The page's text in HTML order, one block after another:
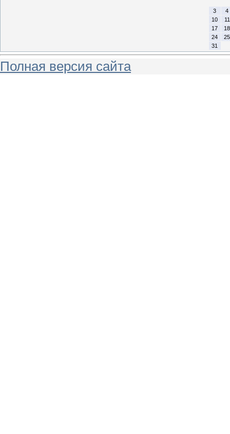
3
4
10
11
17
18
24
25
31
Полная версия сайта